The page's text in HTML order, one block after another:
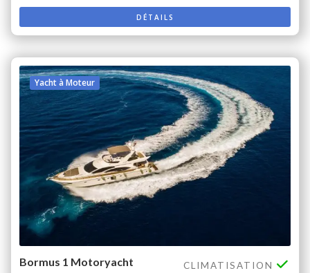
DÉTAILS
Yacht à Moteur
Bormus 1 Motoryacht CLIMATISATION